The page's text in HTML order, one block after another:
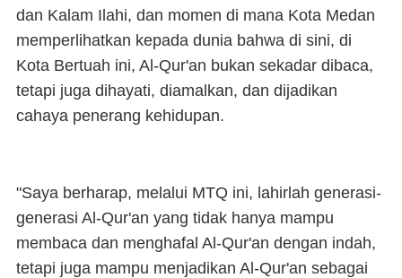
dan Kalam Ilahi, dan momen di mana Kota Medan
memperlihatkan kepada dunia bahwa di sini, di
Kota Bertuah ini, Al-Qur'an bukan sekadar dibaca,
tetapi juga dihayati, diamalkan, dan dijadikan
cahaya penerang kehidupan.
"Saya berharap, melalui MTQ ini, lahirlah generasi-
generasi Al-Qur'an yang tidak hanya mampu
membaca dan menghafal Al-Qur'an dengan indah,
tetapi juga mampu menjadikan Al-Qur'an sebagai